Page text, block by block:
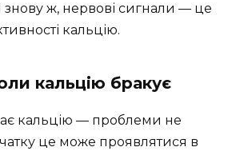
знову ж, нервові сигнали — це
кальцію.
кальцію бракує
кальцію — проблеми не
це може проявлятися в